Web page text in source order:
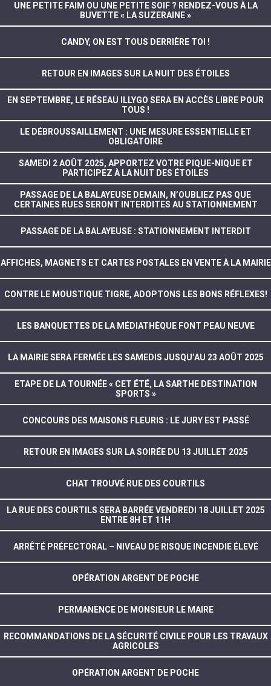
UNE PETITE FAIM OU UNE PETITE SOIF ? RENDEZ-VOUS À LA
BUVETTE « LA SUZERAINE »
CANDY, ON EST TOUS DERRIÈRE TOI !
RETOUR EN IMAGES SUR LA NUIT DES ÉTOILES
EN SEPTEMBRE, LE RÉSEAU ILLYGO SERA EN ACCÈS LIBRE POUR
TOUS !
LE DÉBROUSSAILLEMENT : UNE MESURE ESSENTIELLE ET
OBLIGATOIRE
SAMEDI 2 AOÛT 2025, APPORTEZ VOTRE PIQUE-NIQUE ET
PARTICIPEZ À LA NUIT DES ÉTOILES
PASSAGE DE LA BALAYEUSE DEMAIN, N’OUBLIEZ PAS QUE
CERTAINES RUES SERONT INTERDITES AU STATIONNEMENT
PASSAGE DE LA BALAYEUSE : STATIONNEMENT INTERDIT
AFFICHES, MAGNETS ET CARTES POSTALES EN VENTE À LA MAIRIE
CONTRE LE MOUSTIQUE TIGRE, ADOPTONS LES BONS RÉFLEXES!
LES BANQUETTES DE LA MÉDIATHÈQUE FONT PEAU NEUVE
LA MAIRIE SERA FERMÉE LES SAMEDIS JUSQU’AU 23 AOÛT 2025
ETAPE DE LA TOURNÉE « CET ÉTÉ, LA SARTHE DESTINATION
SPORTS »
CONCOURS DES MAISONS FLEURIS : LE JURY EST PASSÉ
RETOUR EN IMAGES SUR LA SOIRÉE DU 13 JUILLET 2025
CHAT TROUVÉ RUE DES COURTILS
LA RUE DES COURTILS SERA BARRÉE VENDREDI 18 JUILLET 2025
ENTRE 8H ET 11H
ARRÊTÉ PRÉFECTORAL – NIVEAU DE RISQUE INCENDIE ÉLEVÉ
OPÉRATION ARGENT DE POCHE
PERMANENCE DE MONSIEUR LE MAIRE
RECOMMANDATIONS DE LA SÉCURITÉ CIVILE POUR LES TRAVAUX
AGRICOLES
OPÉRATION ARGENT DE POCHE